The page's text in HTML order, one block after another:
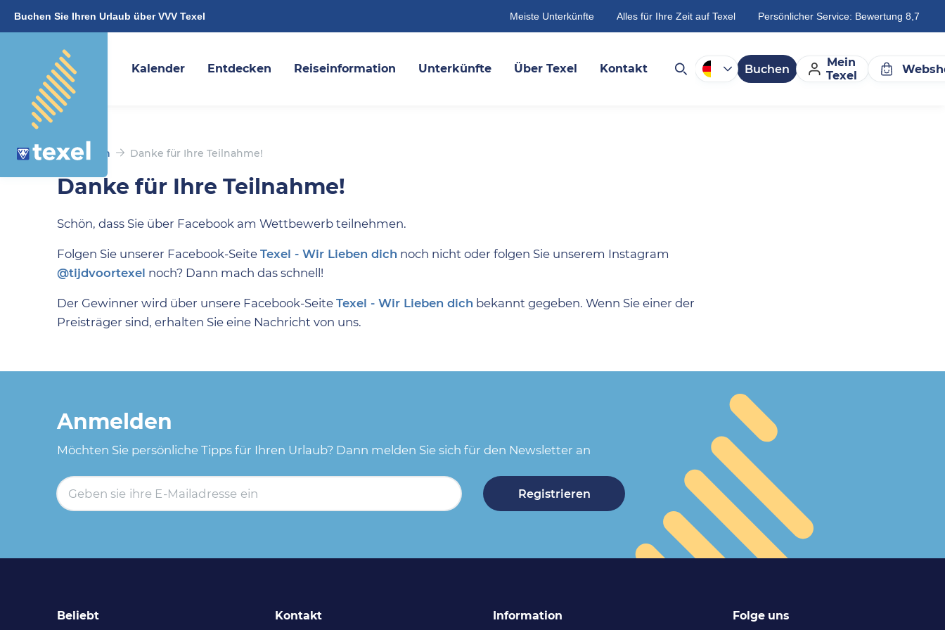
Buchen Sie Ihren Urlaub über VVV Texel Meiste Unterkünfte Alles für Ihre Zeit auf Texel Persönlicher Service: Bewertung 8,7
Kalender Entdecken Reiseinformation Unterkünfte Über Texel Kontakt Buchen
Mein
Texel
Gewinnen Danke für Ihre Teilnahme!
Danke für Ihre Teilnahme!
Schön, dass Sie über Facebook am Wettbewerb teilnehmen.
Folgen Sie unserer Facebook-SeiteTexel - Wir Lieben dich noch nicht oder folgen Sie unserem Instagram
@tijdvoortexel noch? Dann mach das schnell!
Der Gewinner wird über unsere Facebook-SeiteTexel - Wir Lieben dich bekannt gegeben. Wenn Sie einer der
Preisträger sind, erhalten Sie eine Nachricht von uns.
Anmelden
Möchten Sie persönliche Tipps für Ihren Urlaub? Dann melden Sie sich für den Newsletter an
Registrieren
Beliebt Kontakt Information Folge uns